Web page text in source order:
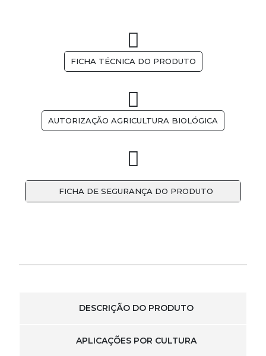
FICHA TÉCNICA DO PRODUTO
AUTORIZAÇÃO AGRICULTURA BIOLÓGICA
FICHA DE SEGURANÇA DO PRODUTO
DESCRIÇÃO DO PRODUTO
APLICAÇÕES POR CULTURA